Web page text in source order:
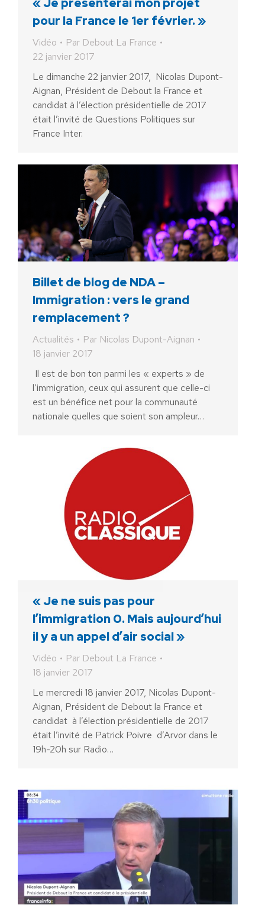
« Je présenterai mon projet
pour la France le 1er février. »
Vidéo Par Debout La France
22 janvier 2017
Le dimanche 22 janvier 2017, Nicolas Dupont-
Aignan, Président de Debout la France et
candidat à l’élection présidentielle de 2017
était l’invité de Questions Politiques sur
France Inter.
Billet de blog de NDA –
Immigration : vers le grand
remplacement ?
Actualités Par Nicolas Dupont-Aignan
18 janvier 2017
Il est de bon ton parmi les « experts » de
l’immigration, ceux qui assurent que celle-ci
est un bénéfice net pour la communauté
nationale quelles que soient son ampleur…
« Je ne suis pas pour
l’immigration 0. Mais aujourd’hui
il y a un appel d’air social »
Vidéo Par Debout La France
18 janvier 2017
Le mercredi 18 janvier 2017, Nicolas Dupont-
Aignan, Président de Debout la France et
candidat à l’élection présidentielle de 2017
était l’invité de Patrick Poivre d’Arvor dans le
19h-20h sur Radio…